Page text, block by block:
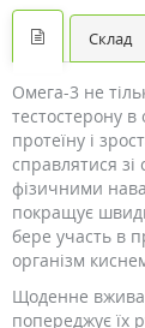
Склад
Омега-3 не
тестостерону в
протеїну і
справлятися
фізичними
покращує
бере участь в
організм
Щоденне
попереджує їх